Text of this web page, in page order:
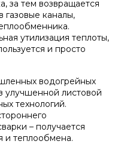
котлы Baxi
горелкой
за тем возвращается
газовые каналы,
утилизация теплоты,
и просто
водогрейных
улучшенной листовой
технологий.
– получается
и теплообмена.